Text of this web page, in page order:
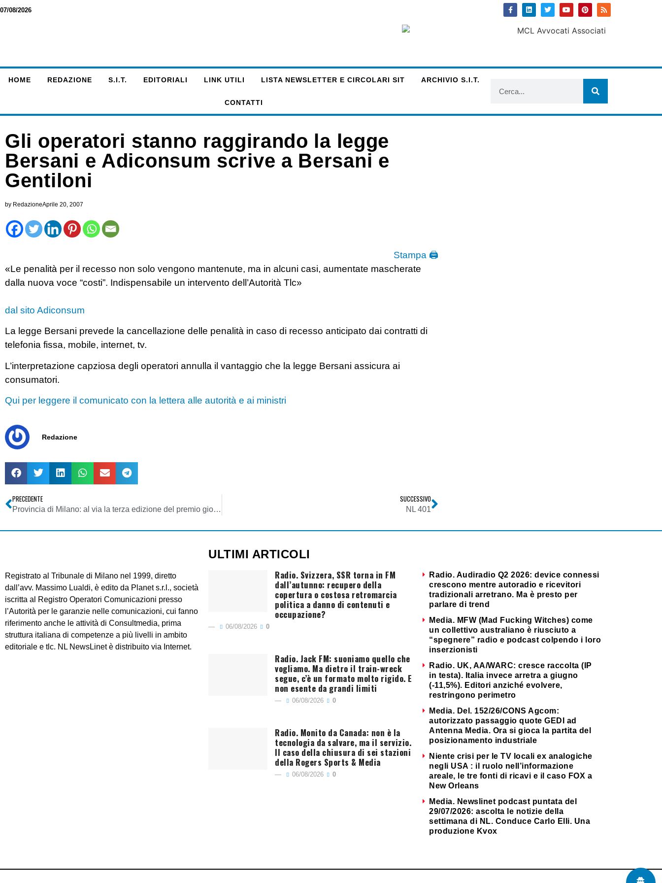
07/08/2026
HOME REDAZIONE S.I.T. EDITORIALI LINK UTILI LISTA NEWSLETTER E CIRCOLARI SIT ARCHIVIO S.I.T.
CONTATTI
Gli operatori stanno raggirando la legge
Bersani e Adiconsum scrive a Bersani e
Gentiloni
by RedazioneAprile 20, 2007
Stampa 🖨
«Le penalità per il recesso non solo vengono mantenute, ma in alcuni casi, aumentate mascherate
dalla nuova voce “costi”. Indispensabile un intervento dell’Autorità Tlc»
dal sito Adiconsum
La legge Bersani prevede la cancellazione delle penalità in caso di recesso anticipato dai contratti di
telefonia fissa, mobile, internet, tv.
L’interpretazione capziosa degli operatori annulla il vantaggio che la legge Bersani assicura ai
consumatori.
Qui per leggere il comunicato con la lettera alle autorità e ai ministri
Redazione
PRECEDENTE
Provincia di Milano: al via la terza edizione del premio giornalistico in memoria di Enzo Baldoni
SUCCESSIVO
NL 401
Registrato al Tribunale di Milano nel 1999, diretto
dall’avv. Massimo Lualdi, è edito da Planet s.r.l., società
iscritta al Registro Operatori Comunicazioni presso
l’Autorità per le garanzie nelle comunicazioni, cui fanno
riferimento anche le attività di Consultmedia, prima
struttura italiana di competenze a più livelli in ambito
editoriale e tlc. NL NewsLinet è distribuito via Internet.
ULTIMI ARTICOLI
Radio. Svizzera, SSR torna in FM
dall’autunno: recupero della
copertura o costosa retromarcia
politica a danno di contenuti e
occupazione?
06/08/2026 0
Radio. Jack FM: suoniamo quello che
vogliamo. Ma dietro il train-wreck
segue, c’è un formato molto rigido. E
non esente da grandi limiti
06/08/2026 0
Radio. Monito da Canada: non è la
tecnologia da salvare, ma il servizio.
Il caso della chiusura di sei stazioni
della Rogers Sports & Media
06/08/2026 0
Radio. Audiradio Q2 2026: device connessi
crescono mentre autoradio e ricevitori
tradizionali arretrano. Ma è presto per
parlare di trend
Media. MFW (Mad Fucking Witches) come
un collettivo australiano è riusciuto a
“spegnere” radio e podcast colpendo i loro
inserzionisti
Radio. UK, AA/WARC: cresce raccolta (IP
in testa). Italia invece arretra a giugno
(-11,5%). Editori anziché evolvere,
restringono perimetro
Media. Del. 152/26/CONS Agcom:
autorizzato passaggio quote GEDI ad
Antenna Media. Ora si gioca la partita del
posizionamento industriale
Niente crisi per le TV locali ex analogiche
negli USA : il ruolo nell’informazione
areale, le tre fonti di ricavi e il caso FOX a
New Orleans
Media. Newslinet podcast puntata del
29/07/2026: ascolta le notizie della
settimana di NL. Conduce Carlo Elli. Una
produzione Kvox